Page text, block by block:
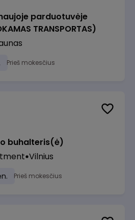
parduotuvėje
TRANSPORTAS)
Prieš mokesčius
buhalteris(ė)
Vilnius
Prieš mokesčius